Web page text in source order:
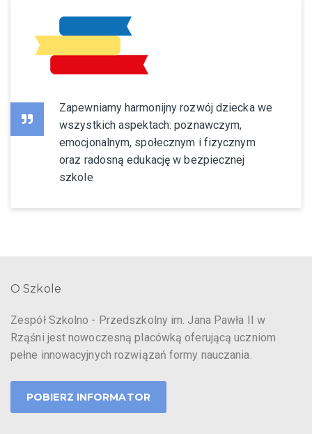
Zapewniamy harmonijny rozwój dziecka we
wszystkich aspektach: poznawczym,
emocjonalnym, społecznym i fizycznym
oraz radosną edukację w bezpiecznej
szkole
O Szkole
Zespół Szkolno - Przedszkolny im. Jana Pawła II w
Rząśni jest nowoczesną placówką oferującą uczniom
pełne innowacyjnych rozwiązań formy nauczania.
POBIERZ INFORMATOR